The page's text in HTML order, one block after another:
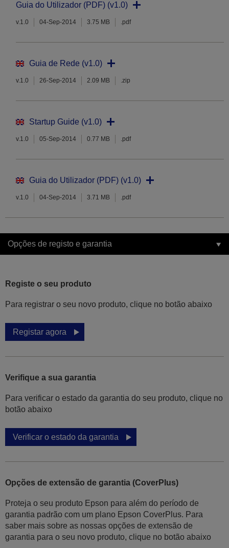
Guia do Utilizador (PDF) (v1.0)
v.1.0 04-Sep-2014 3.75 MB .pdf
Guia de Rede (v1.0)
v.1.0 26-Sep-2014 2.09 MB .zip
Startup Guide (v1.0)
v.1.0 05-Sep-2014 0.77 MB .pdf
Guia do Utilizador (PDF) (v1.0)
v.1.0 04-Sep-2014 3.71 MB .pdf
Opções de registo e garantia
Registe o seu produto
Para registrar o seu novo produto, clique no botão abaixo
Registar agora
Verifique a sua garantia
Para verificar o estado da garantia do seu produto, clique no
botão abaixo
Verificar o estado da garantia
Opções de extensão de garantia (CoverPlus)
Proteja o seu produto Epson para além do período de
garantia padrão com um plano Epson CoverPlus. Para
saber mais sobre as nossas opções de extensão de
garantia para o seu novo produto, clique no botão abaixo